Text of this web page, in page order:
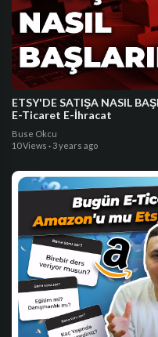
ETSY'DE SATIŞA NASIL
E-Ticaret E-İhracat
Buse Okcu
10 Views · 3 years ago